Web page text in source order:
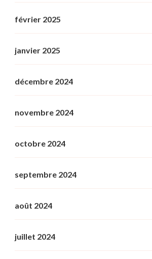
février 2025
janvier 2025
décembre 2024
novembre 2024
octobre 2024
septembre 2024
août 2024
juillet 2024